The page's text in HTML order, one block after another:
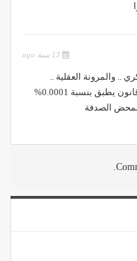
.. والمرونة العقلية ..
والتنبؤات للاحداث …. هاد قانون يطبق بنسبة 0.0001%
بمحض الصدفة